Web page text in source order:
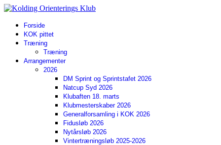
Forside
KOK pittet
Træning
Træning
Arrangementer
2026
DM Sprint og Sprintstafet 2026
Natcup Syd 2026
Klubaften 18. marts
Klubmesterskaber 2026
Generalforsamling i KOK 2026
Fidusløb 2026
Nytårsløb 2026
Vintertræningsløb 2025-2026